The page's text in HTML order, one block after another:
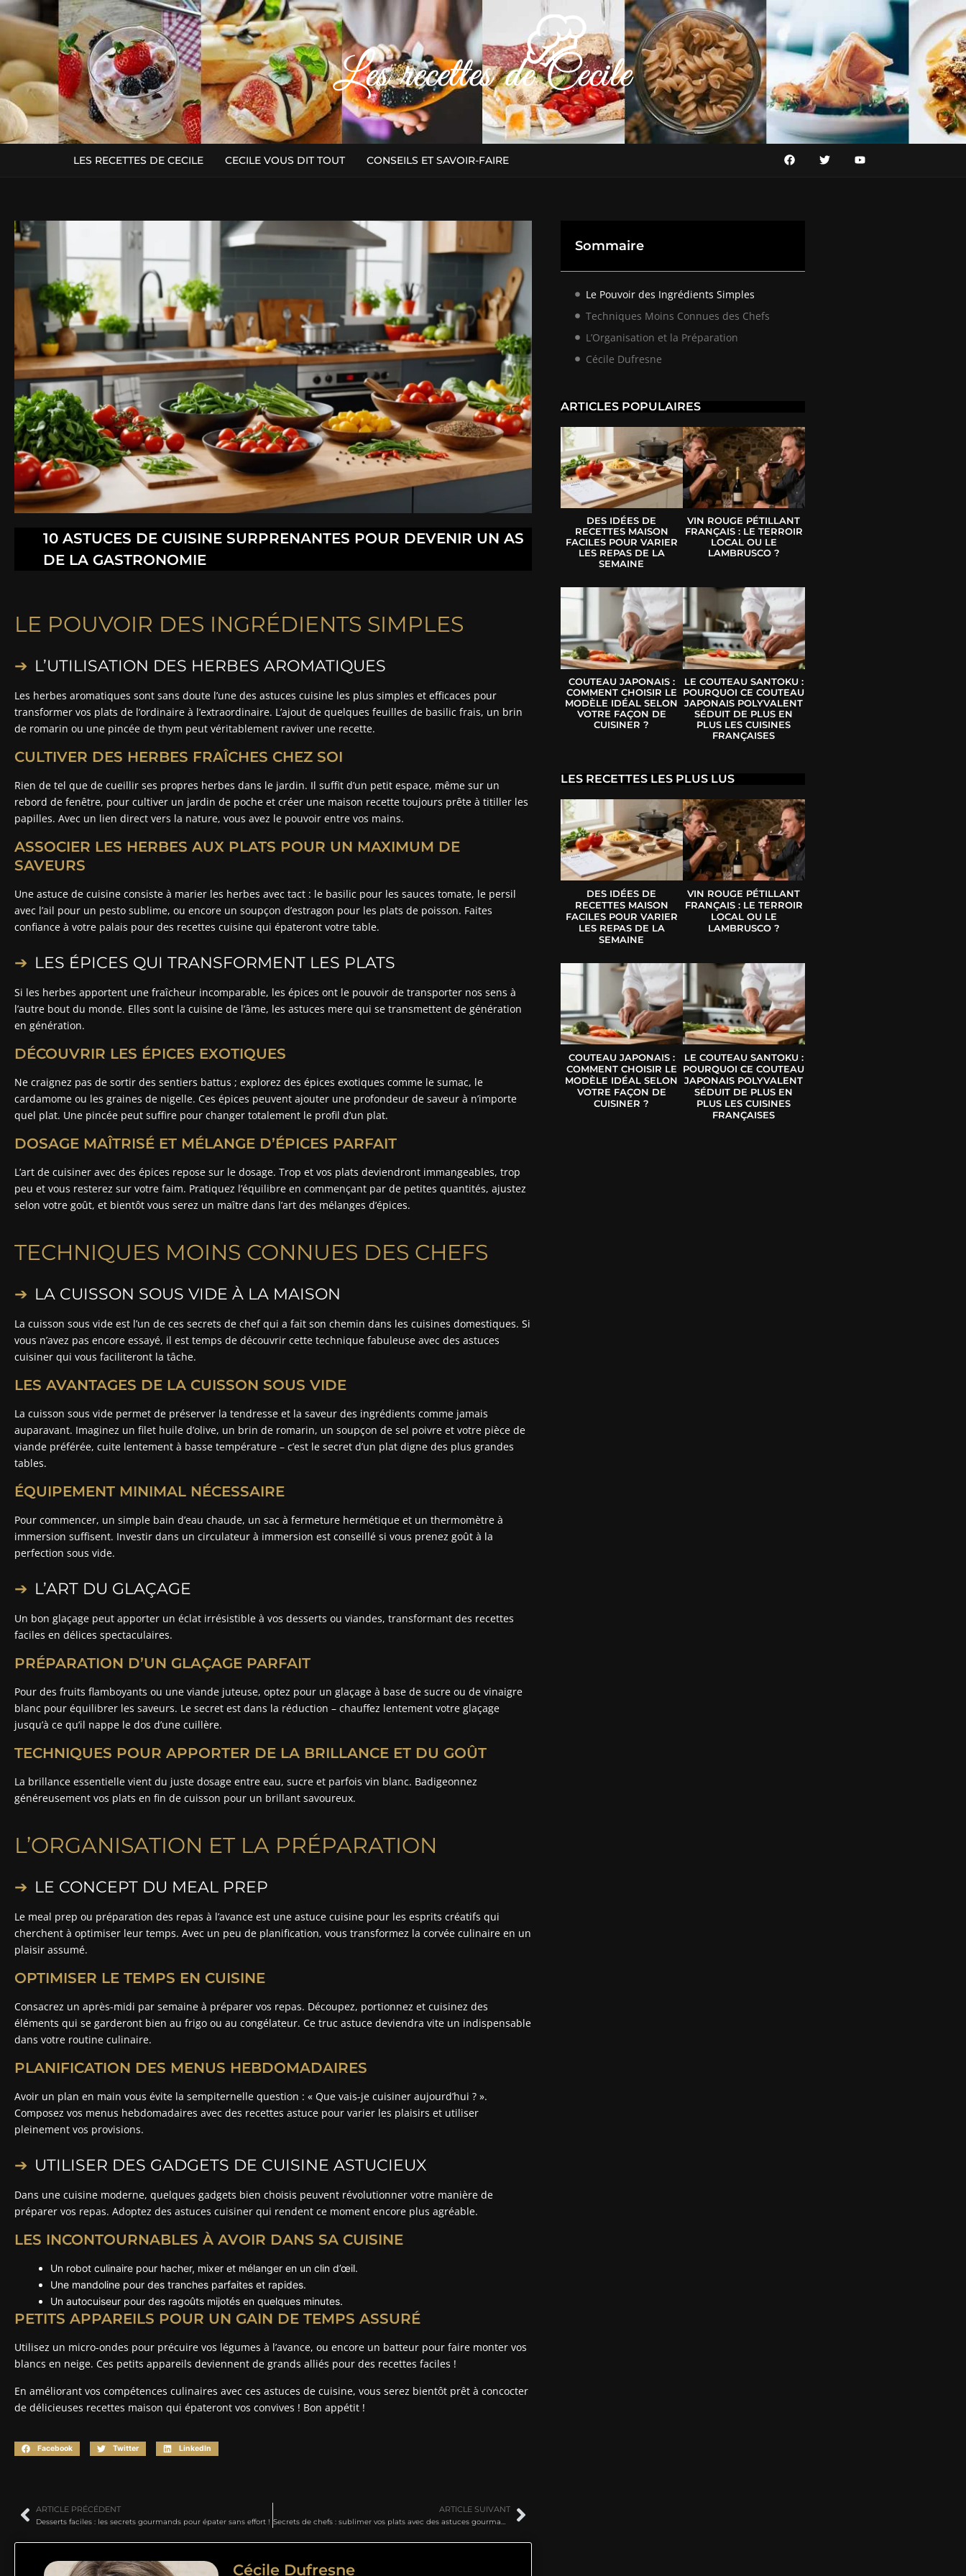
LES RECETTES DE CECILE CECILE VOUS DIT TOUT CONSEILS ET SAVOIR-FAIRE
10 ASTUCES DE CUISINE SURPRENANTES POUR DEVENIR UN AS
DE LA GASTRONOMIE
LE POUVOIR DES INGRÉDIENTS SIMPLES
L’UTILISATION DES HERBES AROMATIQUES
Les herbes aromatiques sont sans doute l’une des astuces cuisine les plus simples et efficaces pour
transformer vos plats de l’ordinaire à l’extraordinaire. L’ajout de quelques feuilles de basilic frais, un brin
de romarin ou une pincée de thym peut véritablement raviver une recette.
CULTIVER DES HERBES FRAÎCHES CHEZ SOI
Rien de tel que de cueillir ses propres herbes dans le jardin. Il suffit d’un petit espace, même sur un
rebord de fenêtre, pour cultiver un jardin de poche et créer une maison recette toujours prête à titiller les
papilles. Avec un lien direct vers la nature, vous avez le pouvoir entre vos mains.
ASSOCIER LES HERBES AUX PLATS POUR UN MAXIMUM DE
SAVEURS
Une astuce de cuisine consiste à marier les herbes avec tact : le basilic pour les sauces tomate, le persil
avec l’ail pour un pesto sublime, ou encore un soupçon d’estragon pour les plats de poisson. Faites
confiance à votre palais pour des recettes cuisine qui épateront votre table.
LES ÉPICES QUI TRANSFORMENT LES PLATS
Si les herbes apportent une fraîcheur incomparable, les épices ont le pouvoir de transporter nos sens à
l’autre bout du monde. Elles sont la cuisine de l’âme, les astuces mere qui se transmettent de génération
en génération.
DÉCOUVRIR LES ÉPICES EXOTIQUES
Ne craignez pas de sortir des sentiers battus ; explorez des épices exotiques comme le sumac, le
cardamome ou les graines de nigelle. Ces épices peuvent ajouter une profondeur de saveur à n’importe
quel plat. Une pincée peut suffire pour changer totalement le profil d’un plat.
DOSAGE MAÎTRISÉ ET MÉLANGE D’ÉPICES PARFAIT
L’art de cuisiner avec des épices repose sur le dosage. Trop et vos plats deviendront immangeables, trop
peu et vous resterez sur votre faim. Pratiquez l’équilibre en commençant par de petites quantités, ajustez
selon votre goût, et bientôt vous serez un maître dans l’art des mélanges d’épices.
TECHNIQUES MOINS CONNUES DES CHEFS
LA CUISSON SOUS VIDE À LA MAISON
La cuisson sous vide est l’un de ces secrets de chef qui a fait son chemin dans les cuisines domestiques. Si
vous n’avez pas encore essayé, il est temps de découvrir cette technique fabuleuse avec des astuces
cuisiner qui vous faciliteront la tâche.
LES AVANTAGES DE LA CUISSON SOUS VIDE
La cuisson sous vide permet de préserver la tendresse et la saveur des ingrédients comme jamais
auparavant. Imaginez un filet huile d’olive, un brin de romarin, un soupçon de sel poivre et votre pièce de
viande préférée, cuite lentement à basse température – c’est le secret d’un plat digne des plus grandes
tables.
ÉQUIPEMENT MINIMAL NÉCESSAIRE
Pour commencer, un simple bain d’eau chaude, un sac à fermeture hermétique et un thermomètre à
immersion suffisent. Investir dans un circulateur à immersion est conseillé si vous prenez goût à la
perfection sous vide.
L’ART DU GLAÇAGE
Un bon glaçage peut apporter un éclat irrésistible à vos desserts ou viandes, transformant des recettes
faciles en délices spectaculaires.
PRÉPARATION D’UN GLAÇAGE PARFAIT
Pour des fruits flamboyants ou une viande juteuse, optez pour un glaçage à base de sucre ou de vinaigre
blanc pour équilibrer les saveurs. Le secret est dans la réduction – chauffez lentement votre glaçage
jusqu’à ce qu’il nappe le dos d’une cuillère.
TECHNIQUES POUR APPORTER DE LA BRILLANCE ET DU GOÛT
La brillance essentielle vient du juste dosage entre eau, sucre et parfois vin blanc. Badigeonnez
généreusement vos plats en fin de cuisson pour un brillant savoureux.
L’ORGANISATION ET LA PRÉPARATION
LE CONCEPT DU MEAL PREP
Le meal prep ou préparation des repas à l’avance est une astuce cuisine pour les esprits créatifs qui
cherchent à optimiser leur temps. Avec un peu de planification, vous transformez la corvée culinaire en un
plaisir assumé.
OPTIMISER LE TEMPS EN CUISINE
Consacrez un après-midi par semaine à préparer vos repas. Découpez, portionnez et cuisinez des
éléments qui se garderont bien au frigo ou au congélateur. Ce truc astuce deviendra vite un indispensable
dans votre routine culinaire.
PLANIFICATION DES MENUS HEBDOMADAIRES
Avoir un plan en main vous évite la sempiternelle question : « Que vais-je cuisiner aujourd’hui ? ».
Composez vos menus hebdomadaires avec des recettes astuce pour varier les plaisirs et utiliser
pleinement vos provisions.
UTILISER DES GADGETS DE CUISINE ASTUCIEUX
Dans une cuisine moderne, quelques gadgets bien choisis peuvent révolutionner votre manière de
préparer vos repas. Adoptez des astuces cuisiner qui rendent ce moment encore plus agréable.
LES INCONTOURNABLES À AVOIR DANS SA CUISINE
Un robot culinaire pour hacher, mixer et mélanger en un clin d’œil.
Une mandoline pour des tranches parfaites et rapides.
Un autocuiseur pour des ragoûts mijotés en quelques minutes.
PETITS APPAREILS POUR UN GAIN DE TEMPS ASSURÉ
Utilisez un micro-ondes pour précuire vos légumes à l’avance, ou encore un batteur pour faire monter vos
blancs en neige. Ces petits appareils deviennent de grands alliés pour des recettes faciles !
En améliorant vos compétences culinaires avec ces astuces de cuisine, vous serez bientôt prêt à concocter
de délicieuses recettes maison qui épateront vos convives ! Bon appétit !
Facebook Twitter LinkedIn
ARTICLE PRÉCÉDENT
Desserts faciles : les secrets gourmands pour épater sans effort !
ARTICLE SUIVANT
Cécile Dufresne
Sommaire
Le Pouvoir des Ingrédients Simples
Techniques Moins Connues des Chefs
L’Organisation et la Préparation
Cécile Dufresne
ARTICLES POPULAIRES
DES IDÉES DE
RECETTES MAISON
FACILES POUR VARIER
LES REPAS DE LA
SEMAINE
VIN ROUGE PÉTILLANT
FRANÇAIS : LE TERROIR
LOCAL OU LE
LAMBRUSCO ?
COUTEAU JAPONAIS :
COMMENT CHOISIR LE
MODÈLE IDÉAL SELON
VOTRE FAÇON DE
CUISINER ?
LE COUTEAU SANTOKU :
POURQUOI CE COUTEAU
JAPONAIS POLYVALENT
SÉDUIT DE PLUS EN
PLUS LES CUISINES
FRANÇAISES
LES RECETTES LES PLUS LUS
DES IDÉES DE
RECETTES MAISON
FACILES POUR VARIER
LES REPAS DE LA
SEMAINE
VIN ROUGE PÉTILLANT
FRANÇAIS : LE TERROIR
LOCAL OU LE
LAMBRUSCO ?
COUTEAU JAPONAIS :
COMMENT CHOISIR LE
MODÈLE IDÉAL SELON
VOTRE FAÇON DE
CUISINER ?
LE COUTEAU SANTOKU :
POURQUOI CE COUTEAU
JAPONAIS POLYVALENT
SÉDUIT DE PLUS EN
PLUS LES CUISINES
FRANÇAISES